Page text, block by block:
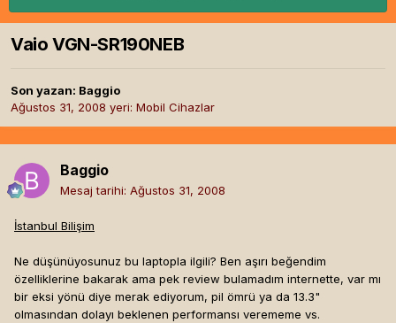
Vaio VGN-SR190NEB
Son yazan: Baggio
Ağustos 31, 2008 yeri: Mobil Cihazlar
Baggio
Mesaj tarihi: Ağustos 31, 2008
İstanbul Bilişim
Ne düşünüyosunuz bu laptopla ilgili? Ben aşırı beğendim
özelliklerine bakarak ama pek review bulamadım internette, var mı
bir eksi yönü diye merak ediyorum, pil ömrü ya da 13.3"
olmasından dolayı beklenen performansı verememe vs.